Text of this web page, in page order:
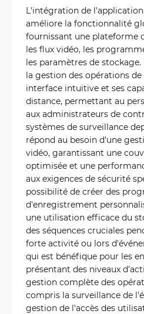
L'intégration de
améliore la fonctionnalité
fournissant une plateforme
les flux vidéo, les
les paramètres de
la gestion des opérations
interface intuitive et ses
distance, permettant au
aux administrateurs de
systèmes de surveillance
répond au besoin d'une
vidéo, garantissant une
optimisée et une
aux exigences de sécurité
possibilité de créer des
d'enregistrement
une utilisation efficace du
des séquences cruciales
forte activité ou lors
qui est bénéfique pour les
présentant des niveaux
gestion complète des
compris la surveillance de
gestion de l'accès des